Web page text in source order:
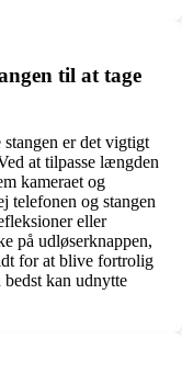
til at tage
er det vigtigt
at tilpasse længden
kameraet og
telefonen og stangen
eller
på udløserknappen,
for at blive fortrolig
kan udnytte